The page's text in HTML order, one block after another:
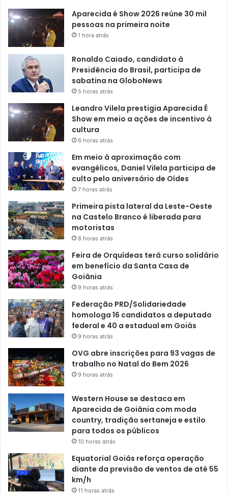
Aparecida é Show 2026 reúne 30 mil
pessoas na primeira noite
1 hora atrás
Ronaldo Caiado, candidato à
Presidência do Brasil, participa de
sabatina na GloboNews
5 horas atrás
Leandro Vilela prestigia Aparecida É
Show em meio a ações de incentivo à
cultura
6 horas atrás
Em meio à aproximação com
evangélicos, Daniel Vilela participa de
culto pelo aniversário de Oídes
7 horas atrás
Primeira pista lateral da Leste-Oeste
na Castelo Branco é liberada para
motoristas
8 horas atrás
Feira de Orquídeas terá curso solidário
em benefício da Santa Casa de
Goiânia
9 horas atrás
Federação PRD/Solidariedade
homologa 16 candidatos a deputado
federal e 40 a estadual em Goiás
9 horas atrás
OVG abre inscrições para 93 vagas de
trabalho no Natal do Bem 2026
9 horas atrás
Western House se destaca em
Aparecida de Goiânia com moda
country, tradição sertaneja e estilo
para todos os públicos
10 horas atrás
Equatorial Goiás reforça operação
diante da previsão de ventos de até 55
km/h
11 horas atrás